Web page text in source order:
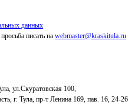
данных
писать на webmaster@kraskitula.ru
ул.Скуратовская 100,
г. Тула, пр-т Ленина 169, пав. 16, 24-26